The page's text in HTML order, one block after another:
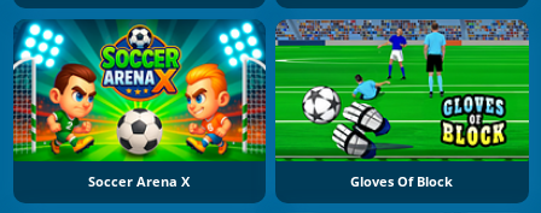
Soccer Arena X Gloves Of Block